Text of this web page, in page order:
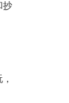
抄